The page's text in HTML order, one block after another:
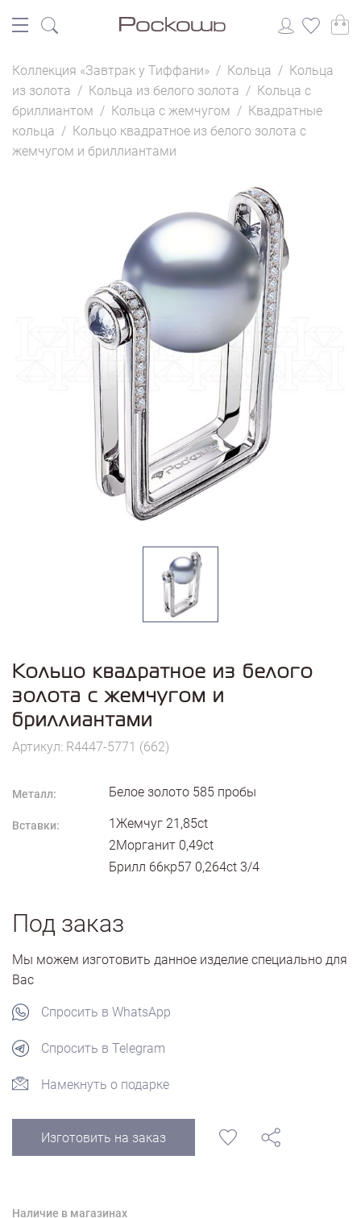
Коллекция «Завтрак у Тиффани» / Кольца / Кольца
из золота / Кольца из белого золота / Кольца с
бриллиантом / Кольца с жемчугом / Квадратные
кольца / Кольцо квадратное из белого золота с
жемчугом и бриллиантами
Кольцо квадратное из белого
золота с жемчугом и
бриллиантами
Артикул: R4447-5771 (662)
Металл: Белое золото 585 пробы
Вставки:
1Жемчуг 21,85ct
2Морганит 0,49ct
Брилл 66кр57 0,264ct 3/4
Под заказ
Мы можем изготовить данное изделие специально для
Вас
Спросить в WhatsApp
Спросить в Telegram
Намекнуть о подарке
Изготовить на заказ
Наличие в магазинах